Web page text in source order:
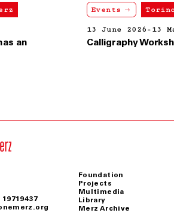
Torino, Fondazione Merz
27 September 2026
the future has an
Torino, Fondazione Merz
13 May 2026
Workshop with Amjed Rifaie
Torino, Fondazione Merz
Museum Day_ICOM
Torino, Fondazione Merz
Accademia della Luce
Torino, Fondazione Merz
2026
Torino, Fondazione Merz
2026-28 February 2026
Guided Tours
Praga, Istituto Italiano
2026
ancora una volta_concert
19719437
Foundation
Projects
Multimedia
Library
Merz Archive